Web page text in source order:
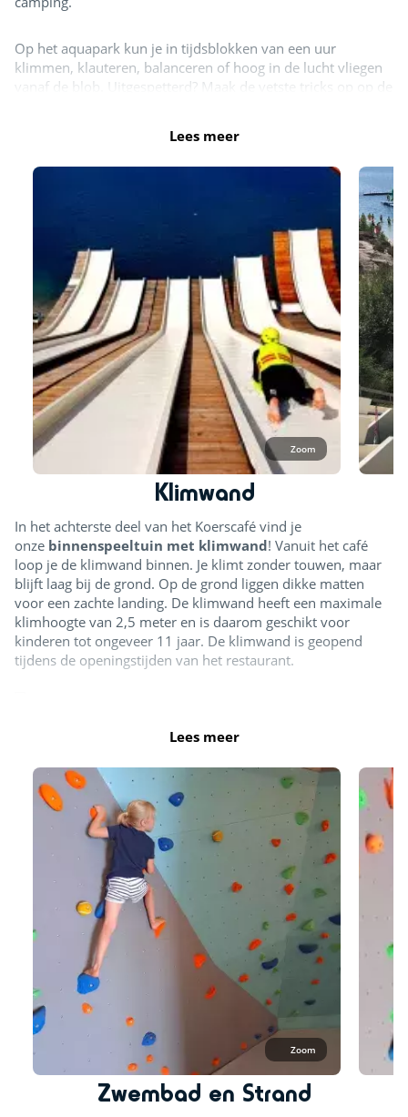
Op het aquapark kun je in tijdsblokken van een uur
klimmen, klauteren, balanceren of hoog in de lucht vliegen
vanaf de blob. Uitgespetterd? Maak de vetste tricks op op de
Heb je een verblijf geboekt met aankomst in juli of augustus
en verblijf je minimaal 7 nachten? Dan krijg je gratis toegang
tot DX Adventurepark. Verblijf je korter dan 7 nachten of
buiten de maanden juli en augustus? Dan kun je tegen een
gereduceerd tarief gebruikmaken van de faciliteiten van DX
Adventurepark.
De openingstijden van het DX Adventurepark kun je vinden
op hunwebsite.
DX Adventurepark
Lees meer
Zoom
Klimwand
In het achterste deel van het Koerscafé vind je
onze binnenspeeltuin met klimwand! Vanuit het café
loop je de klimwand binnen. Je klimt zonder touwen, maar
blijft laag bij de grond. Op de grond liggen dikke matten
voor een zachte landing. De klimwand heeft een maximale
klimhoogte van 2,5 meter en is daarom geschikt voor
kinderen tot ongeveer 11 jaar. De klimwand is geopend
tijdens de openingstijden van het restaurant.
Lees meer
Zoom
Zwembad en Strand